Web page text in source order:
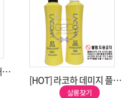
아보카도 스트레이트 매직 시스템
[HOT] 라코하 데미지 플렉스 펌
살롱찾기